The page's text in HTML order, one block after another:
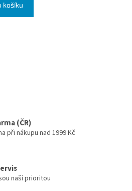
košíku
(ČR)
při nákupu nad 1999 Kč
naší prioritou